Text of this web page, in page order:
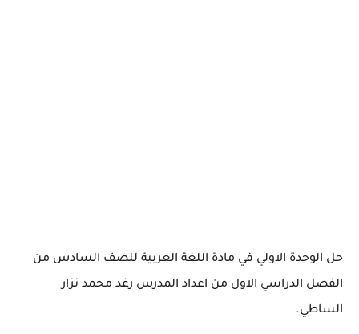
حل الوحدة الاولي في مادة اللغة العربية للصف السادس من
الفصل الدراسي الاول من اعداد المدرس رغد محمد نزار
الساطي.